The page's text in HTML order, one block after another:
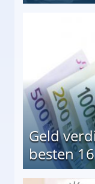
Geld
besten